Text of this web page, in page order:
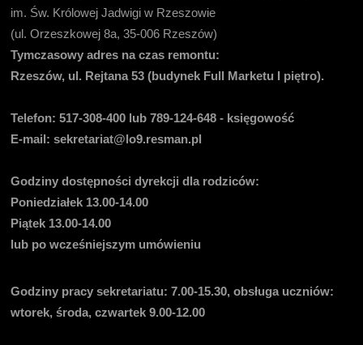
im. Św. Królowej Jadwigi w Rzeszowie
(ul. Orzeszkowej 8a, 35-006 Rzeszów)
Tymczasowy adres na czas remontu:
Rzeszów, ul. Rejtana 53 (budynek Full Marketu I piętro).
Telefon:517-308-400 lub 789-124-648 - księgowość
E-mail: sekretariat@lo9.resman.pl
Godziny dostępności dyrekcji dla rodziców:
Poniedziałek 13.00-14.00
Piątek 13.00-14.00
lub po wcześniejszym umówieniu
Godziny pracy sekretariatu: 7.00-15.30, obsługa uczniów:
wtorek, środa, czwartek 9.00-12.00